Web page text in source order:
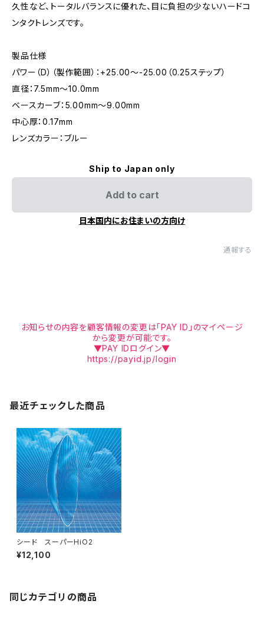
久性など、トータルバランスに優れた、目に負担の少ないハードコ
ンタクトレンズです。
製品仕様
パワー（D）（製作範囲）：+25.00〜-25.00（0.25ステップ）
直径：7.5mm〜10.0mm
ベースカーブ：5.00mm〜9.00mm
中心厚：0.17mm
レンズカラー：ブルー
Ship to Japan only
Add to cart
日本国内にお住まいの方向け
通報する
お知らせの内容を顧客情報の変更は「PAY ID」のマイページ
から変更が可能です。
▼PAY IDログイン▼
https://payid.jp/login
最近チェックした商品
シード スーパーHiO2
¥12,100
同じカテゴリの商品